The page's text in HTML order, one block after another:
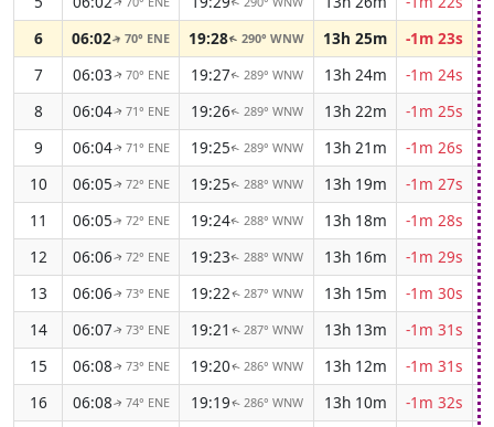
6
06:02↑70° ENE 19:28↑290° WNW 13h 25m
-1m 23s
7
06:03↑ 70° ENE 19:27↑ 289° WNW 13h 24m
-1m 24s
8
06:04↑ 71° ENE 19:26↑ 289° WNW 13h 22m
-1m 25s
9
06:04↑ 71° ENE 19:25↑ 289° WNW 13h 21m
-1m 26s
10
06:05↑ 72° ENE 19:25↑ 288° WNW 13h 19m
-1m 27s
11
06:05↑ 72° ENE 19:24↑ 288° WNW 13h 18m
-1m 28s
12
06:06↑ 72° ENE 19:23↑ 288° WNW 13h 16m
-1m 29s
13
06:06↑ 73° ENE 19:22↑ 287° WNW 13h 15m
-1m 30s
14
06:07↑ 73° ENE 19:21 ↑ 287° WNW 13h 13m
-1m 31s
15
06:08↑ 73° ENE 19:20↑ 286° WNW 13h 12m
-1m 31s
16
06:08↑ 74° ENE 19:19↑ 286° WNW 13h 10m
-1m 32s